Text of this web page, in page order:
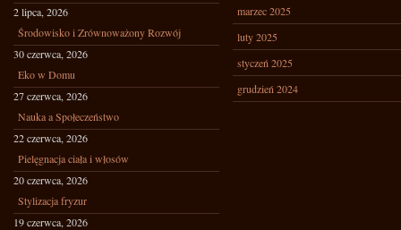
2 lipca, 2026
Środowisko i Zrównoważony Rozwój
30 czerwca, 2026
Eko w Domu
27 czerwca, 2026
Nauka a Społeczeństwo
22 czerwca, 2026
Pielęgnacja ciała i włosów
20 czerwca, 2026
Stylizacja fryzur
19 czerwca, 2026
marzec 2025
luty 2025
styczeń 2025
grudzień 2024